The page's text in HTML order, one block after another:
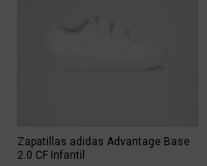
Zapatillas adidas Advantage Base
2.0 CF Infantil